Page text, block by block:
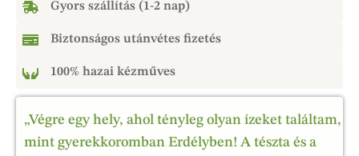
Gyors szállítás (1-2 nap)
Biztonságos utánvétes fizetés
100% hazai kézműves
„Végre egy hely, ahol tényleg olyan ízeket találtam,
mint gyerekkoromban Erdélyben! A tészta és a